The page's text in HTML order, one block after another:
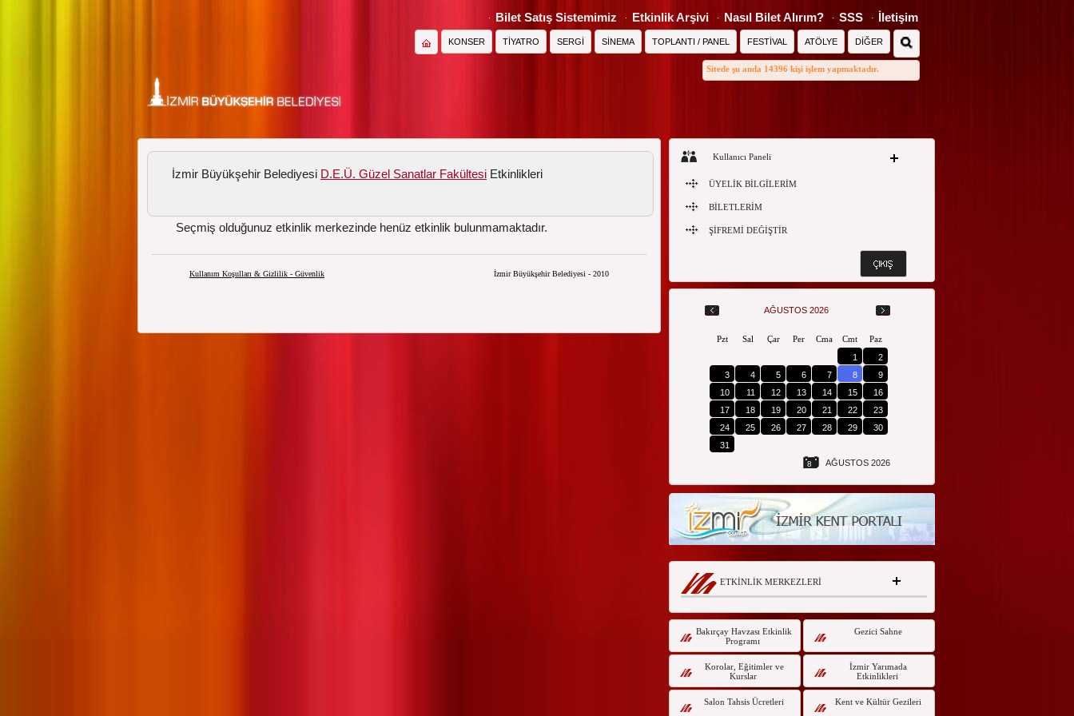
İletişim
SSS
Nasıl Bilet Alırım?
Etkinlik Arşivi
Bilet Satış Sistemimiz
DİĞER
ATÖLYE
FESTİVAL
TOPLANTI / PANEL
SİNEMA
SERGİ
TİYATRO
KONSER
Sitede şu anda 14396 kişi işlem yapmaktadır.
İzmir Büyükşehir Belediyesi D.E.Ü. Güzel Sanatlar Fakültesi Etkinlikleri
Seçmiş olduğunuz etkinlik merkezinde henüz etkinlik bulunmamaktadır.
Kullanım Koşulları & Gizlilik - Güvenlik İzmir Büyükşehir Belediyesi - 2010
Kullanıcı Paneli
ÜYELİK BİLGİLERİM
BİLETLERİM
ŞİFREMİ DEĞİŞTİR
AĞUSTOS 2026
Pzt Sal Çar Per Cma Cmt
Paz
1
2
3
4 5 6 7 8
9
10
11 12 13 14 15
16
17
18 19 20 21 22
23
24
25 26 27 28 29
30
31
AĞUSTOS 2026
8
ETKİNLİK MERKEZLERİ
Bakırçay Havzası Etkinlik
Programı
Gezici Sahne
Korolar, Eğitimler ve
Kurslar
İzmir Yarımada
Etkinlikleri
Salon Tahsis Ücretleri Kent ve Kültür Gezileri